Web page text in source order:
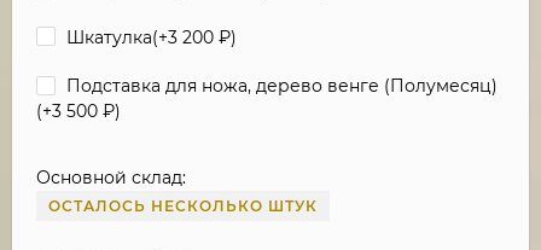
Шкатулка(+3 200 ₽)
Подставка для ножа, дерево венге (Полумесяц)
(+3 500 ₽)
Основной склад:
ОСТАЛОСЬ НЕСКОЛЬКО ШТУК